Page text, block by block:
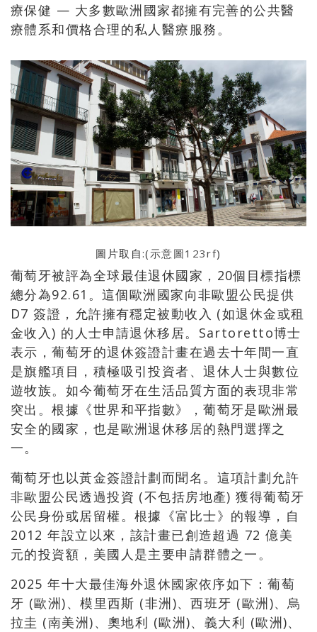
療保健 — 大多數歐洲國家都擁有完善的公共醫
療體系和價格合理的私人醫療服務。
圖片取自:( 示意圖123rf)
葡萄牙被評為全球最佳退休國家，20個目標指標
總分為92.61。這個歐洲國家向非歐盟公民提供
D7 簽證，允許擁有穩定被動收入 (如退休金或租
金收入) 的人士申請退休移居。Sartoretto博士
表示，葡萄牙的退休簽證計畫在過去十年間一直
是旗艦項目，積極吸引投資者、退休人士與數位
遊牧族。如今葡萄牙在生活品質方面的表現非常
突出。根據《世界和平指數》，葡萄牙是歐洲最
安全的國家，也是歐洲退休移居的熱門選擇之
一。
葡萄牙也以黃金簽證計劃而聞名。這項計劃允許
非歐盟公民透過投資 (不包括房地產) 獲得葡萄牙
公民身份或居留權。根據《富比士》的報導，自
2012 年設立以來，該計畫已創造超過 72 億美
元的投資額，美國人是主要申請群體之一。
2025 年十大最佳海外退休國家依序如下：葡萄
牙 (歐洲)、模里西斯 (非洲)、西班牙 (歐洲)、烏
拉圭 (南美洲)、奧地利 (歐洲)、義大利 (歐洲)、